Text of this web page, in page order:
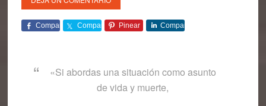
Comparte Comparte Pinear Comparte
«Si abordas una situación como asunto
de vida y muerte,